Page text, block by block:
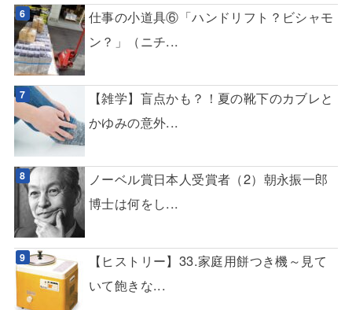
仕事の小道具⑥「ハンドリフト？ビシャモ
ン？」（ニチ...
【雑学】盲点かも？！夏の靴下のカブレと
かゆみの意外...
ノーベル賞日本人受賞者（2）朝永振一郎
博士は何をし...
【ヒストリー】33.家庭用餅つき機～見て
いて飽きな...